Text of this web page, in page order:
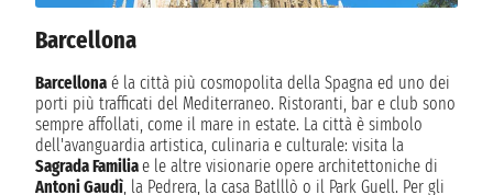
lunedì 1 maggio 2028
08:00 - 17:00
martedì 2 maggio 2028
08:00 - 18:00
BILBAO
mercoledì 3 maggio 2028
08:00 - 15:00
LA ROCHELLE
Barcellona
Barcellona é la città più cosmopolita della Spagna ed uno dei
porti più trafficati del Mediterraneo. Ristoranti, bar e club sono
sempre affollati, come il mare in estate. La città è simbolo
dell'avanguardia artistica, culinaria e culturale: visita la
Sagrada Familiae le altre visionarie opere architettoniche di
Antoni Gaudì, la Pedrera, la casa Batlllò o il Park Guell. Per gli